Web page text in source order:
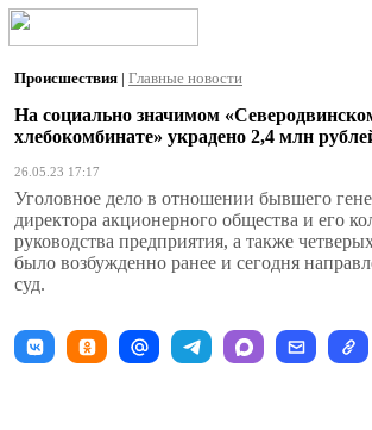
Происшествия | Главные новости
На социально значимом
хлебокомбинате» украдено 2,4 млн
26.05.23 17:17
Уголовное дело в отношении бывшего
директора акционерного общества и его
руководства предприятия, а также
было возбужденно ранее и сегодня
суд.